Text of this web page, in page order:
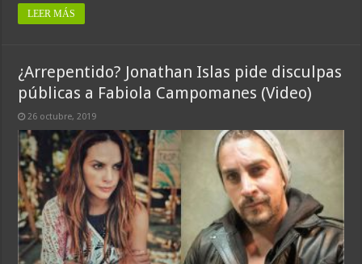
LEER MÁS
¿Arrepentido? Jonathan Islas pide disculpas
públicas a Fabiola Campomanes (Video)
26 octubre, 2019